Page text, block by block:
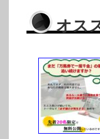
オス